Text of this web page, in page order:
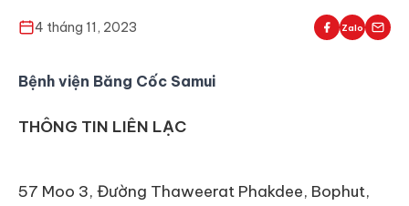
4 tháng 11, 2023 Zalo
Bệnh viện Băng Cốc Samui
THÔNG TIN LIÊN LẠC
57 Moo 3, Đường Thaweerat Phakdee, Bophut,